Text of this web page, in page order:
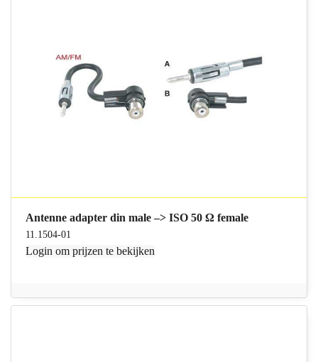
Antenne adapter din male –> ISO 50 Ω female
11.1504-01
Login om prijzen te bekijken